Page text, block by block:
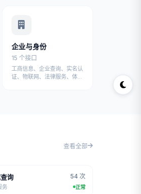
企业与身份
15 个接口
工商信息、企业查询、实名认
证、物联网、法律服务、体育
查看全部
询
务
54 次
正常